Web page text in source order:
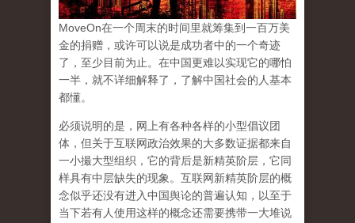
MoveOn在一个周末的时间里就筹集到一百万美
金的捐赠，或许可以说是成功者中的一个奇迹
了，至少目前为止。在中国更难以实现它的哪怕
一半，就不详细解释了，了解中国社会的人基本
都懂。
必须说明的是，网上有各种各样的小型倡议团
体，但关于互联网政治效果的大多数证据都来自
一小撮大型组织，它的背后是新精英阶层，它同
样具有中层缺失的现象。互联网新精英阶层的概
念似乎还没有进入中国舆论的普遍认知，以至于
当下若有人使用这样的概念还需要携带一大堆说